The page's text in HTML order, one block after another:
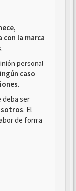
con la marca
.
personal
caso
.
deba ser
. El
de forma